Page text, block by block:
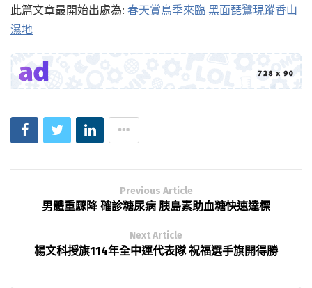
此篇文章最開始出處為: 春天賞鳥季來臨 黑面琵鷺現蹤香山
濕地
Previous Article
男體重驟降 確診糖尿病 胰島素助血糖快速達標
Next Article
楊文科授旗114年全中運代表隊 祝福選手旗開得勝